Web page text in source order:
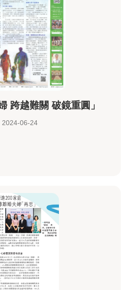
跨越難關 破鏡重圓」
2024-06-24